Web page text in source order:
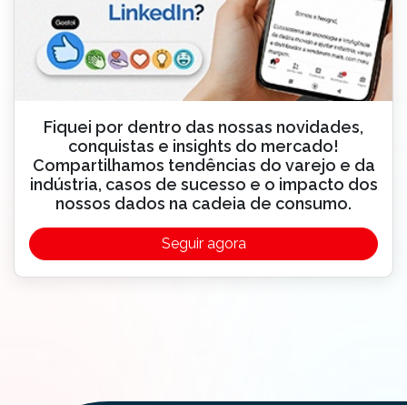
Fiquei por dentro das nossas novidades,
conquistas e insights do mercado!
Compartilhamos tendências do varejo e da
indústria, casos de sucesso e o impacto dos
nossos dados na cadeia de consumo.
Seguir agora